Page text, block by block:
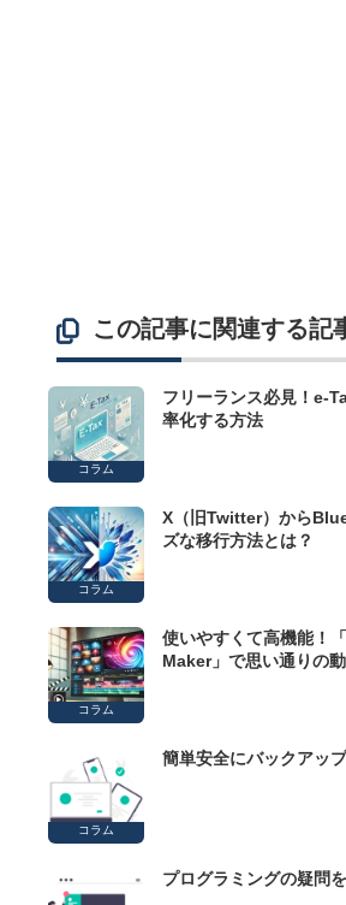
この記事に関連する記
コラム
フリーランス必見！e-
率化する方法
コラム
X（旧Twitter）から
ズな移行方法とは？
コラム
使いやすくて高機能！
Maker」で思い通りの
コラム
簡単安全にバックアッ
プログラミングの疑問